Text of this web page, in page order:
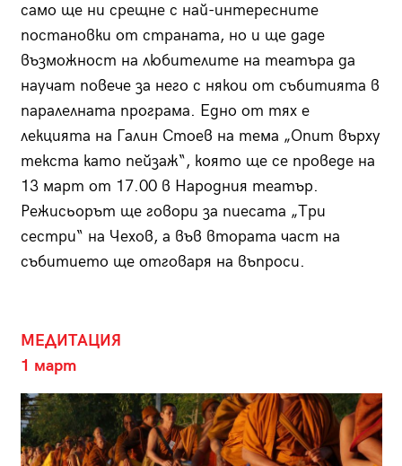
само ще ни срещне с най-интересните
постановки от страната, но и ще даде
възможност на любителите на театъра да
научат повече за него с някои от събитията в
паралелната програма. Едно от тях е
лекцията на Галин Стоев на тема „Опит върху
текста като пейзаж“, която ще се проведе на
13 март от 17.00 в Народния театър.
Режисьорът ще говори за пиесата „Три
сестри“ на Чехов, а във втората част на
събитието ще отговаря на въпроси.
МЕДИТАЦИЯ
1 март